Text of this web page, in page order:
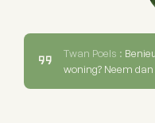
Twan Poels :
woning? Neem